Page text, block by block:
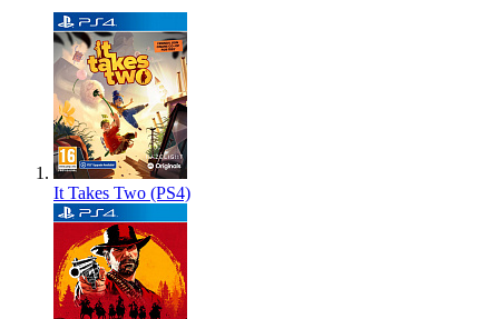
It Takes Two (PS4)